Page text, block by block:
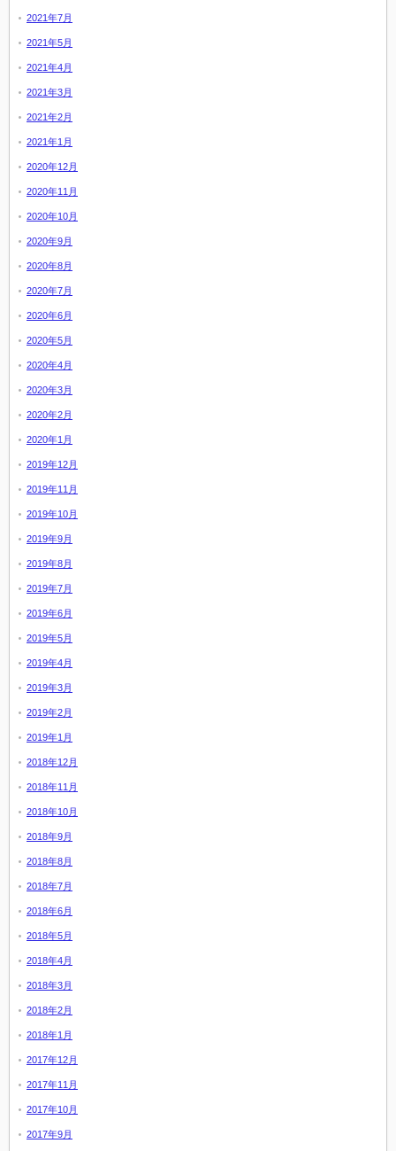
2021年7月
2021年5月
2021年4月
2021年3月
2021年2月
2021年1月
2020年12月
2020年11月
2020年10月
2020年9月
2020年8月
2020年7月
2020年6月
2020年5月
2020年4月
2020年3月
2020年2月
2020年1月
2019年12月
2019年11月
2019年10月
2019年9月
2019年8月
2019年7月
2019年6月
2019年5月
2019年4月
2019年3月
2019年2月
2019年1月
2018年12月
2018年11月
2018年10月
2018年9月
2018年8月
2018年7月
2018年6月
2018年5月
2018年4月
2018年3月
2018年2月
2018年1月
2017年12月
2017年11月
2017年10月
2017年9月